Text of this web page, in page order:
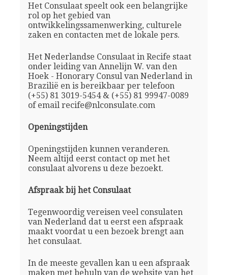
Het Consulaat speelt ook een belangrijke
rol op het gebied van
ontwikkelingssamenwerking, culturele
zaken en contacten met de lokale pers.
Het Nederlandse Consulaat in Recife staat
onder leiding van Annelijn W. van den
Hoek - Honorary Consul van Nederland in
Brazilië en is bereikbaar per telefoon
(+55) 81 3019-5454 & (+55) 81 99947-0089
of email recife@nlconsulate.com
Openingstijden
Openingstijden kunnen veranderen.
Neem altijd eerst contact op met het
consulaat alvorens u deze bezoekt.
Afspraak bij het Consulaat
Tegenwoordig vereisen veel consulaten
van Nederland dat u eerst een afspraak
maakt voordat u een bezoek brengt aan
het consulaat.
In de meeste gevallen kan u een afspraak
maken met behulp van de website van het